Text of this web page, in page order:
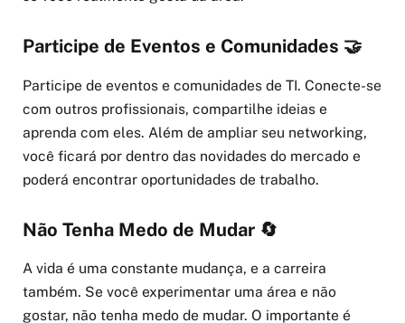
Participe de Eventos e Comunidades 🤝
Participe de eventos e comunidades de TI. Conecte-se
com outros profissionais, compartilhe ideias e
aprenda com eles. Além de ampliar seu networking,
você ficará por dentro das novidades do mercado e
poderá encontrar oportunidades de trabalho.
Não Tenha Medo de Mudar 🔄
A vida é uma constante mudança, e a carreira
também. Se você experimentar uma área e não
gostar, não tenha medo de mudar. O importante é